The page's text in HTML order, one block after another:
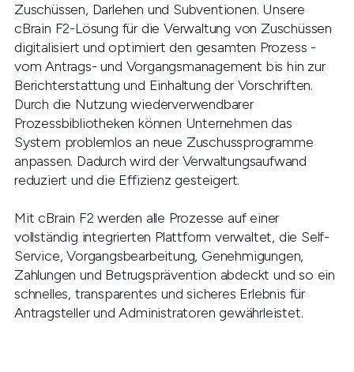
Zuschüssen, Darlehen und Subventionen. Unsere
cBrain F2-Lösung für die Verwaltung von Zuschüssen
digitalisiert und optimiert den gesamten Prozess -
vom Antrags- und Vorgangsmanagement bis hin zur
Berichterstattung und Einhaltung der Vorschriften.
Durch die Nutzung wiederverwendbarer
Prozessbibliotheken können Unternehmen das
System problemlos an neue Zuschussprogramme
anpassen. Dadurch wird der Verwaltungsaufwand
reduziert und die Effizienz gesteigert.
Mit cBrain F2 werden alle Prozesse auf einer
vollständig integrierten Plattform verwaltet, die Self-
Service, Vorgangsbearbeitung, Genehmigungen,
Zahlungen und Betrugsprävention abdeckt und so ein
schnelles, transparentes und sicheres Erlebnis für
Antragsteller und Administratoren gewährleistet.